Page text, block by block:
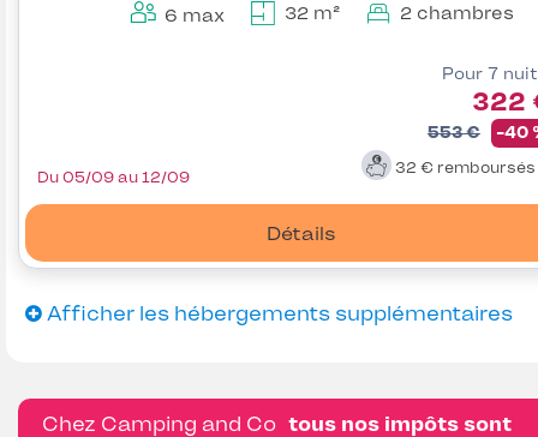
6 max 32 m² 2 chambres
Pour 7
322
553 € -40
32 € remboursés
Détails
Du 05/09 au 12/09
Afficher les hébergements supplémentaires
Chez Camping and Co tous nos impôts sont